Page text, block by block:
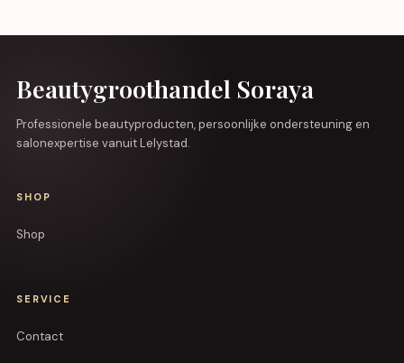
Beautygroothandel Soraya
Professionele beautyproducten, persoonlijke ondersteuning en
salonexpertise vanuit Lelystad.
SHOP
Shop
SERVICE
Contact